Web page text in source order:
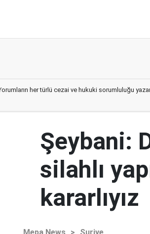
her türlü cezai ve hukuki sorumluluğu
Şeybani:
silahlı
kararlıyız